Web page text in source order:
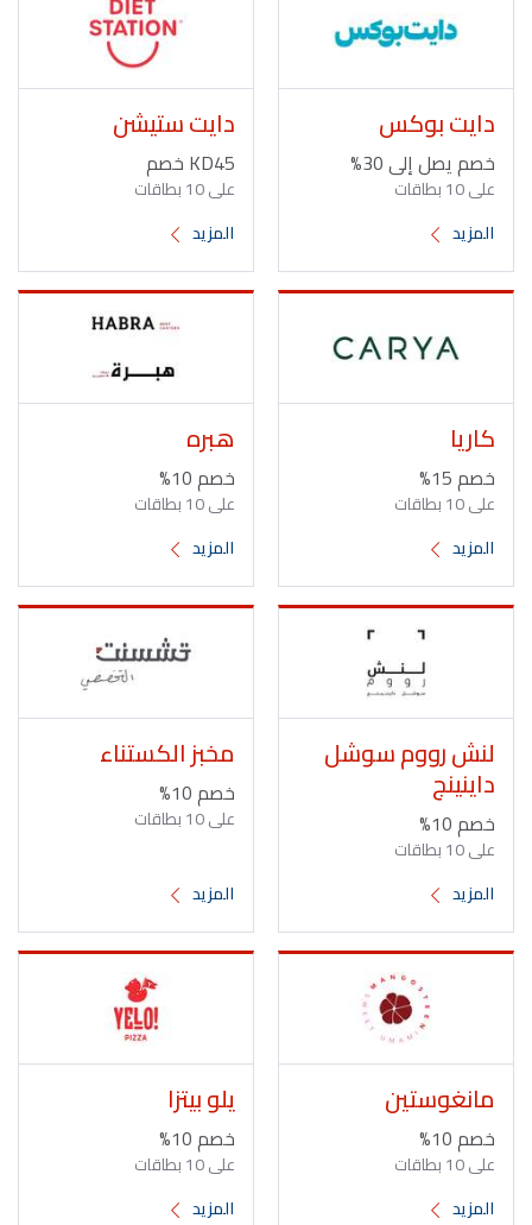
دايت بوكس
خصم يصل إلى 30%
على 10 بطاقات
المزيد
دايت ستيشن
KD45 خصم
على 10 بطاقات
المزيد
كاريا
خصم 15%
على 10 بطاقات
المزيد
هبره
خصم 10%
على 10 بطاقات
المزيد
لنش رووم سوشل
داينينج
خصم 10%
على 10 بطاقات
المزيد
مخبز الكستناء
خصم 10%
على 10 بطاقات
المزيد
مانغوستين
خصم 10%
على 10 بطاقات
المزيد
يلو بيتزا
خصم 10%
على 10 بطاقات
المزيد